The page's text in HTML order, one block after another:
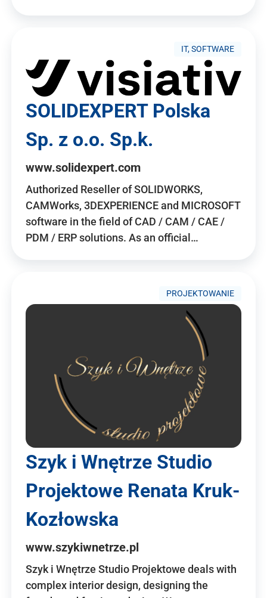
IT, SOFTWARE
SOLIDEXPERT Polska
Sp. z o.o. Sp.k.
www.solidexpert.com
Authorized Reseller of SOLIDWORKS,
CAMWorks, 3DEXPERIENCE and MICROSOFT
software in the field of CAD / CAM / CAE /
PDM / ERP solutions. As an official…
PROJEKTOWANIE
Szyk i Wnętrze Studio
Projektowe Renata Kruk-
Kozłowska
www.szykiwnetrze.pl
Szyk i Wnętrze Studio Projektowe deals with
complex interior design, designing the